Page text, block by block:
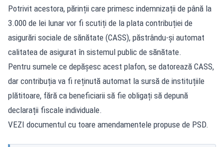
Potrivit acestora, părinții care primesc indemnizații de până la
3.000 de lei lunar vor fi scutiți de la plata contribuției de
asigurări sociale de sănătate (CASS), păstrându-și automat
calitatea de asigurat în sistemul public de sănătate.
Pentru sumele ce depășesc acest plafon, se datorează CASS,
dar contribuția va fi reținută automat la sursă de instituțiile
plătitoare, fără ca beneficiarii să fie obligați să depună
declarații fiscale individuale.
VEZI documentul cu toare amendamentele propuse de PSD.